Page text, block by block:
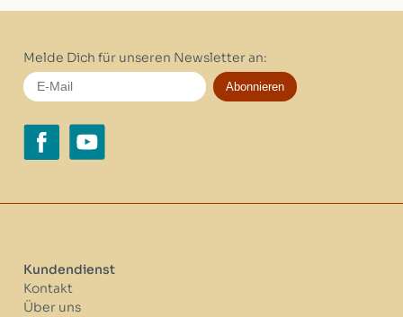
Melde Dich für unseren Newsletter an:
Abonnieren
Kundendienst
Kontakt
Über uns